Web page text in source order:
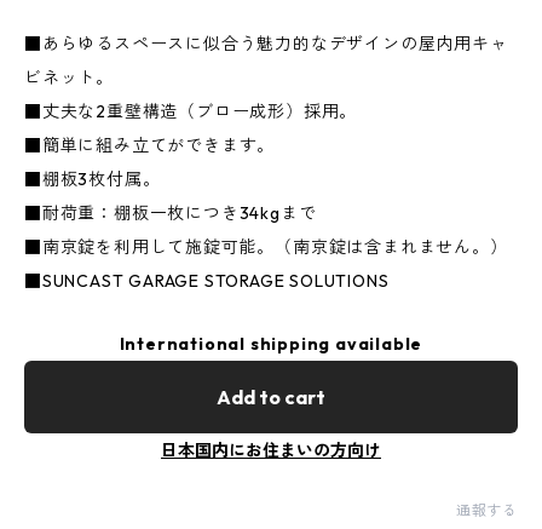
■あらゆるスペースに似合う魅力的なデザインの屋内用キャ
ビネット。
■丈夫な2重壁構造（ブロー成形）採用。
■簡単に組み立てができます。
■棚板3枚付属。
■耐荷重：棚板一枚につき34kgまで
■南京錠を利用して施錠可能。（南京錠は含まれません。）
■SUNCAST GARAGE STORAGE SOLUTIONS
International shipping available
Add to cart
日本国内にお住まいの方向け
通報する